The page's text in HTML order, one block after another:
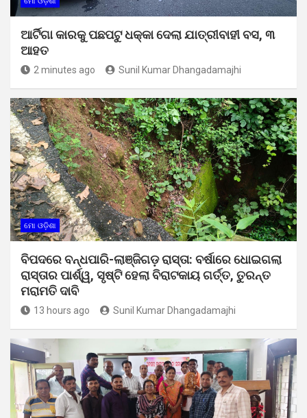
ଆର୍ଟିଗା କାରକୁ ପଛପଟୁ ଧକ୍କା ଦେଲା ଯାତ୍ରୀବାହୀ ବସ, ୩
ଆହତ
2 minutes ago Sunil Kumar Dhangadamajhi
ମୋ ଓଡ଼ିଶା
ବିପଦରେ ବନ୍ଧପାରି-ଲାଞ୍ଜିଗଡ଼ ରାସ୍ତା: ବର୍ଷାରେ ଧୋଇଗଲା
ରାସ୍ତାର ପାର୍ଶ୍ୱ, ସୃଷ୍ଟି ହେଲା ବିରାଟକାୟ ଗର୍ତ୍ତ, ତୁରନ୍ତ
ମରାମତି ଦାବି
13 hours ago Sunil Kumar Dhangadamajhi